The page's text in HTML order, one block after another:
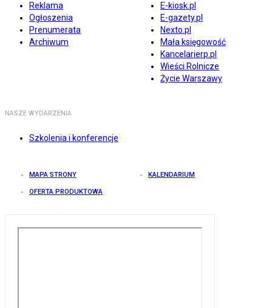
Reklama
Ogłoszenia
Prenumerata
Archiwum
E-kiosk.pl
E-gazety.pl
Nexto.pl
Mała księgowość
Kancelarierp.pl
Wieści Rolnicze
Życie Warszawy
NASZE WYDARZENIA
Szkolenia i konferencje
MAPA STRONY KALENDARIUM
OFERTA PRODUKTOWA